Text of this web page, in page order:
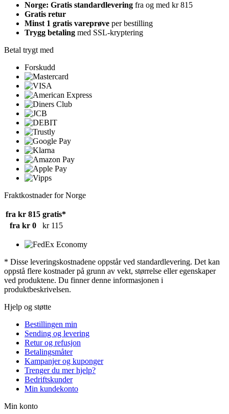
Norge: Gratis standardlevering fra og med kr 815
Gratis retur
Minst 1 gratis vareprøve per bestilling
Trygg betaling med SSL-kryptering
Betal trygt med
Forskudd
Fraktkostnader for Norge
fra kr 815 gratis*
fra kr 0
kr 115
* Disse leveringskostnadene oppstår ved standardlevering. Det kan
oppstå flere kostnader på grunn av vekt, størrelse eller egenskaper
ved produktene. Du finner denne informasjonen i
produktbeskrivelsen.
Hjelp og støtte
Bestillingen min
Sending og levering
Retur og refusjon
Betalingsmåter
Kampanjer og kuponger
Trenger du mer hjelp?
Bedriftskunder
Min kundekonto
Min konto